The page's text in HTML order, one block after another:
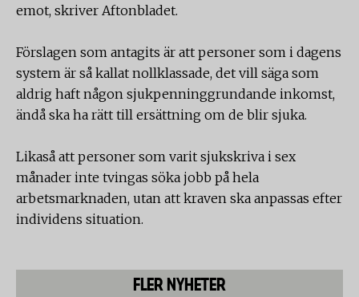
emot, skriver Aftonbladet.
Förslagen som antagits är att personer som i dagens
system är så kallat nollklassade, det vill säga som
aldrig haft någon sjukpenninggrundande inkomst,
ändå ska ha rätt till ersättning om de blir sjuka.
Likaså att personer som varit sjukskriva i sex
månader inte tvingas söka jobb på hela
arbetsmarknaden, utan att kraven ska anpassas efter
individens situation.
FLER NYHETER